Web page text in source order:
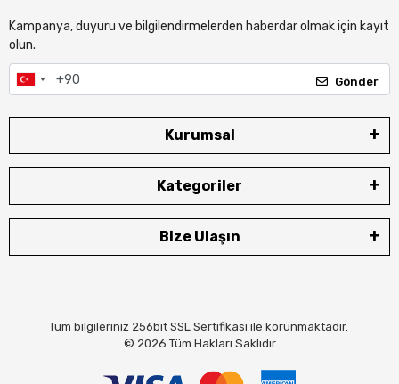
Kampanya, duyuru ve bilgilendirmelerden haberdar olmak için kayıt
olun.
Gönder
Kurumsal
Kategoriler
Bize Ulaşın
Tüm bilgileriniz 256bit SSL Sertifikası ile korunmaktadır.
© 2026 Tüm Hakları Saklıdır